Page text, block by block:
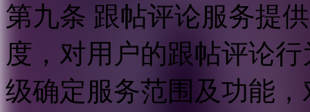
第九条 跟帖评论服务提
度，对用户的跟帖评论
级确定服务范围及功能